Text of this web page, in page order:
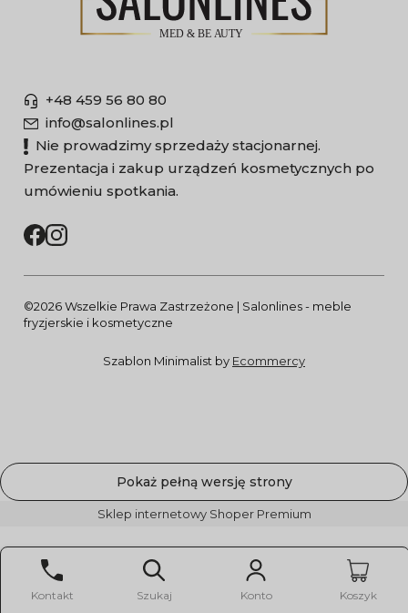
+48 459 56 80 80
info@salonlines.pl
Nie prowadzimy sprzedaży stacjonarnej.
Prezentacja i zakup urządzeń kosmetycznych po
umówieniu spotkania.
Kontakt Szukaj Konto Koszyk
©2026 Wszelkie Prawa Zastrzeżone | Salonlines - meble
fryzjerskie i kosmetyczne
Szablon Minimalist by Ecommercy
Pokaż pełną wersję strony
Sklep internetowy Shoper Premium